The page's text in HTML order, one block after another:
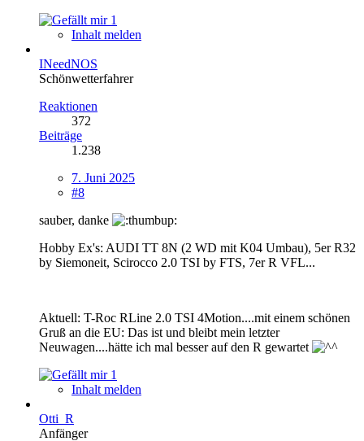
1
Inhalt melden
INeedNOS
Schönwetterfahrer
Reaktionen
372
Beiträge
1.238
7. Juni 2025
#8
sauber, danke
Hobby Ex's: AUDI TT 8N (2 WD mit K04 Umbau), 5er R32
by Siemoneit, Scirocco 2.0 TSI by FTS, 7er R VFL...
Aktuell: T-Roc RLine 2.0 TSI 4Motion....mit einem schönen
Gruß an die EU: Das ist und bleibt mein letzter
Neuwagen....hätte ich mal besser auf den R gewartet
1
Inhalt melden
Otti_R
Anfänger